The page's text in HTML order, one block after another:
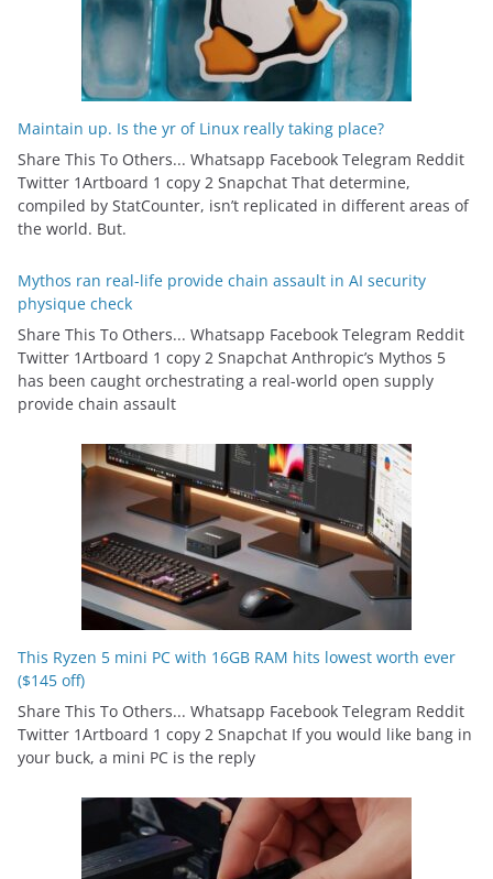
Maintain up. Is the yr of Linux really taking place?
Share This To Others... Whatsapp Facebook Telegram Reddit
Twitter 1Artboard 1 copy 2 Snapchat That determine,
compiled by StatCounter, isn’t replicated in different areas of
the world. But.
Mythos ran real-life provide chain assault in AI security
physique check
Share This To Others... Whatsapp Facebook Telegram Reddit
Twitter 1Artboard 1 copy 2 Snapchat Anthropic’s Mythos 5
has been caught orchestrating a real-world open supply
provide chain assault
This Ryzen 5 mini PC with 16GB RAM hits lowest worth ever
($145 off)
Share This To Others... Whatsapp Facebook Telegram Reddit
Twitter 1Artboard 1 copy 2 Snapchat If you would like bang in
your buck, a mini PC is the reply